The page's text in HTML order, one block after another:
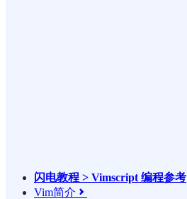
闪电教程 > Vimscript 编程参考
Vim简介 